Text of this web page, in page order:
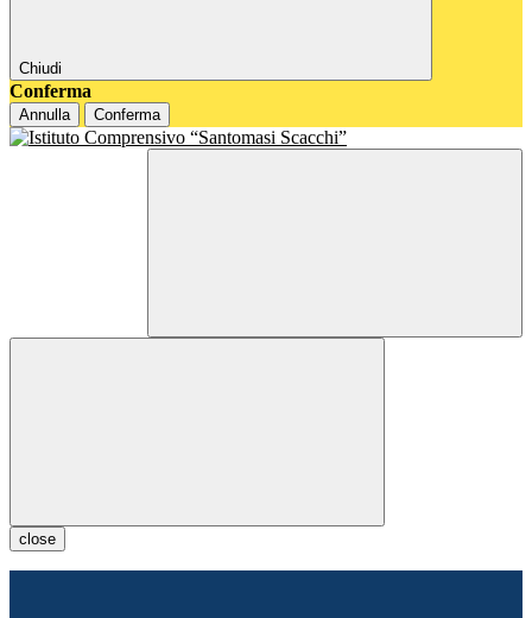
Chiudi
Conferma
Annulla Conferma
close